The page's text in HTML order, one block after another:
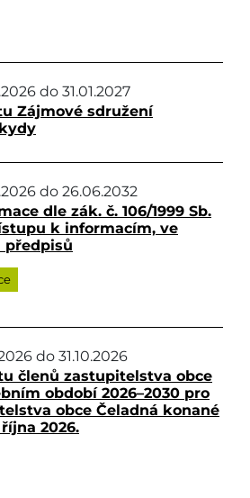
do 31.01.2027
Zájmové sdružení
do 26.06.2032
dle zák. č. 106/1999 Sb.
k informacím, ve
předpisů
do 31.10.2026
členů zastupitelstva obce
období 2026–2030 pro
obce Čeladná konané
2026.